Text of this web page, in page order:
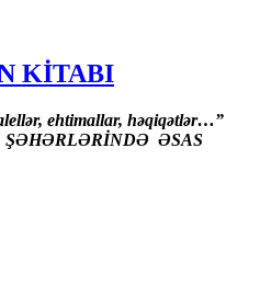
KİTABI
ehtimallar, həqiqətlər…”
ŞƏHƏRLƏRİNDƏ ƏSAS